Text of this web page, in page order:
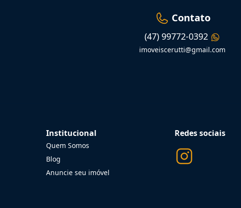
Contato
(47) 99772-0392
imoveiscerutti@gmail.com
Institucional
Quem Somos
Blog
Anuncie seu imóvel
Redes sociais